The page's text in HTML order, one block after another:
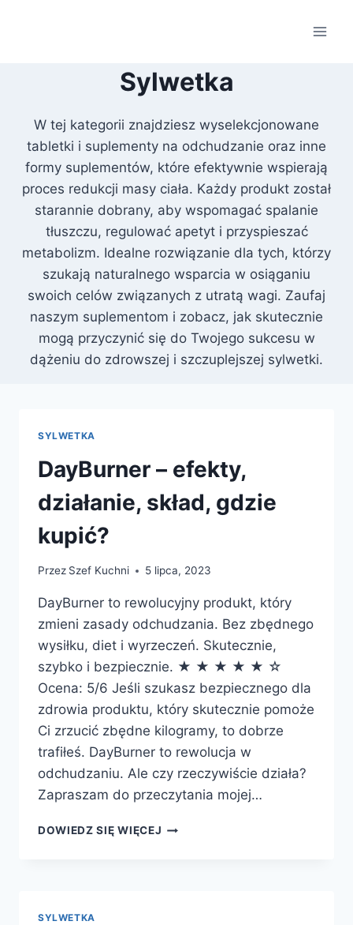
Sylwetka
W tej kategorii znajdziesz wyselekcjonowane
tabletki i suplementy na odchudzanie oraz inne
formy suplementów, które efektywnie wspierają
proces redukcji masy ciała. Każdy produkt został
starannie dobrany, aby wspomagać spalanie
tłuszczu, regulować apetyt i przyspieszać
metabolizm. Idealne rozwiązanie dla tych, którzy
szukają naturalnego wsparcia w osiąganiu
swoich celów związanych z utratą wagi. Zaufaj
naszym suplementom i zobacz, jak skutecznie
mogą przyczynić się do Twojego sukcesu w
dążeniu do zdrowszej i szczuplejszej sylwetki.
SYLWETKA
DayBurner – efekty,
działanie, skład, gdzie
kupić?
Przez Szef Kuchni 5 lipca, 2023
DayBurner to rewolucyjny produkt, który
zmieni zasady odchudzania. Bez zbędnego
wysiłku, diet i wyrzeczeń. Skutecznie,
szybko i bezpiecznie. ★ ★ ★ ★ ★ ☆
Ocena: 5/6 Jeśli szukasz bezpiecznego dla
zdrowia produktu, który skutecznie pomoże
Ci zrzucić zbędne kilogramy, to dobrze
trafiłeś. DayBurner to rewolucja w
odchudzaniu. Ale czy rzeczywiście działa?
Zapraszam do przeczytania mojej…
DOWIEDZ SIĘ WIĘCEJ DAYBURNER
SYLWETKA